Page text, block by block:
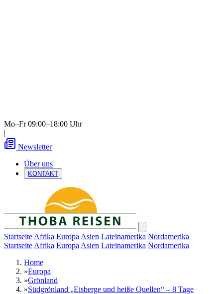
Mo–Fr 09:00–18:00 Uhr
|
Newsletter
Über uns
KONTAKT
Startseite Afrika Europa Asien Lateinamerika Nordamerika
Startseite Afrika Europa Asien Lateinamerika Nordamerika
Home
»Europa
»Grönland
»Südgrönland „Eisberge und heiße Quellen“ – 8 Tage